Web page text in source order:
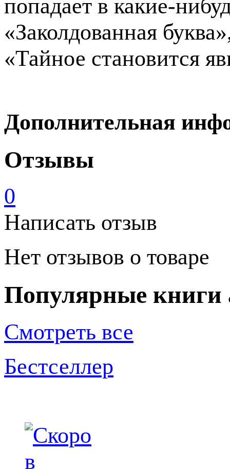
попадает в какие-
«Заколдованная
«Тайное становится
Дополнительная
Отзывы
0
Написать отзыв
Нет отзывов о товаре
Популярные книги
Смотреть все
Бестселлер